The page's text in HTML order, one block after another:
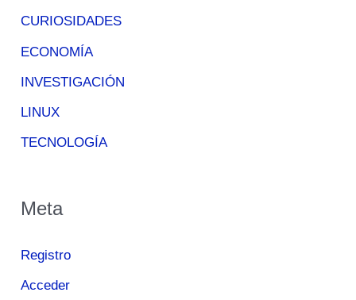
CURIOSIDADES
ECONOMÍA
INVESTIGACIÓN
LINUX
TECNOLOGÍA
Meta
Registro
Acceder